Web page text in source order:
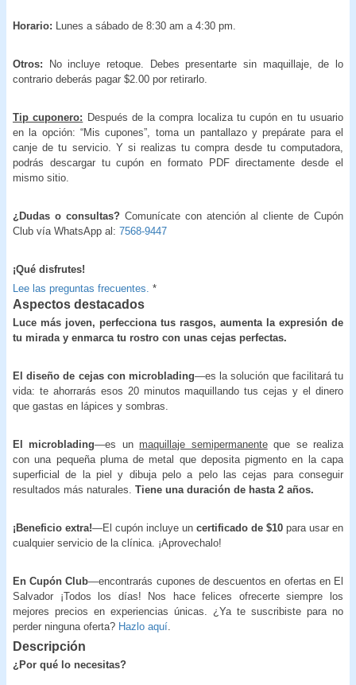
Horario: Lunes a sábado de 8:30 am a 4:30 pm.
Otros:
No incluye retoque. Debes presentarte sin maquillaje, de lo
contrario deberás pagar $2.00 por retirarlo.
Tip cuponero: Después de la compra localiza tu cupón en tu usuario
en la opción: “Mis cupones”, toma un pantallazo y prepárate para el
canje de tu servicio. Y si realizas tu compra desde tu computadora,
podrás descargar tu cupón en formato PDF directamente desde el
mismo sitio.
¿Dudas o consultas? Comunícate con atención al cliente de Cupón
Club vía WhatsApp al: 7568-9447
¡Qué disfrutes!
Lee las preguntas frecuentes. *
Aspectos destacados
Luce más joven, perfecciona tus rasgos, aumenta la expresión de
tu mirada y enmarca tu rostro con unas cejas perfectas.
El diseño de cejas con microblading—es la solución que facilitará tu
vida: te ahorrarás esos 20 minutos maquillando tus cejas y el dinero
que gastas en lápices y sombras.
El microblading—es un maquillaje semipermanenteque se realiza
con una pequeña pluma de metal que deposita pigmento en la capa
superficial de la piel y dibuja pelo a pelo las cejas para conseguir
resultados más naturales. Tiene una duración de hasta 2 años.
¡Beneficio extra!—El cupón incluye un certificado de $10 para usar en
cualquier servicio de la clínica. ¡Aprovechalo!
En Cupón Club—encontrarás cupones de descuentos en ofertas en El
Salvador ¡Todos los días! Nos hace felices ofrecerte siempre los
mejores precios en experiencias únicas. ¿Ya te suscribiste para no
perder ninguna oferta? Hazlo aquí
Descripción
¿Por qué lo necesitas?